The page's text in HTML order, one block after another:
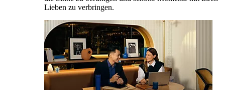
Lieben zu verbringen.